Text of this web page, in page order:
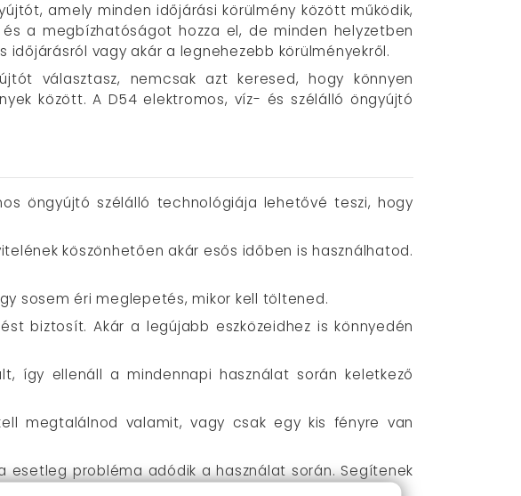
amely minden időjárási körülmény között működik,
a megbízhatóságot hozza el, de minden helyzetben
vagy akár a legnehezebb körülményekről.
választasz, nemcsak azt keresed, hogy könnyen
között. A D54 elektromos, víz- és szélálló öngyújtó
öngyújtó szélálló technológiája lehetővé teszi, hogy
köszönhetően akár esős időben is használhatod.
sosem éri meglepetés, mikor kell töltened.
biztosít. Akár a legújabb eszközeidhez is könnyedén
így ellenáll a mindennapi használat során keletkező
megtalálnod valamit, vagy csak egy kis fényre van
esetleg probléma adódik a használat során. Segítenek